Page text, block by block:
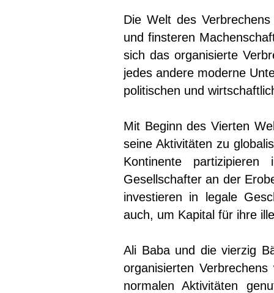
Die Welt des
und finsteren
sich das organisierte
jedes andere moderne
politischen und
Mit Beginn des Vierten
seine Aktivitäten zu
Kontinente
Gesellschafter an der
investieren in legale
auch, um Kapital für ihre
Ali Baba und die vierzig
organisierten
normalen Aktivitäten